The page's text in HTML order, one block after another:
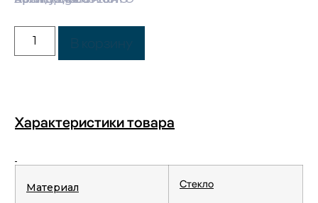
Характеристики товара
Материал Стекло